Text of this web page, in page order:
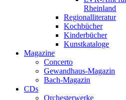
Rheinland
Regionalliteratur
Kochbücher
Kinderbücher
Kunstkataloge
Magazine
Concerto
Gewandhaus-Magazin
Bach-Magazin
CDs
Orchesterwerke